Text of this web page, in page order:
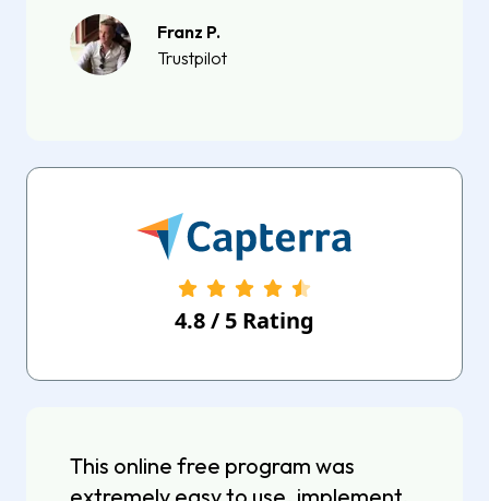
Franz P.
Trustpilot
4.8/ 5 Rating
This online free program was